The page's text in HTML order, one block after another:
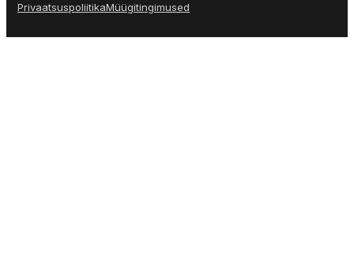
PrivaatsuspoliitikaMüügitingimused